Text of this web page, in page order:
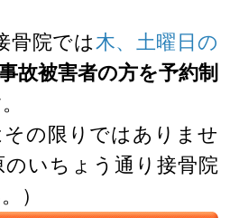
骨院では 木、土曜日の
故被害者の方を予約制
の限りではありませ
いちょう通り接骨院
）